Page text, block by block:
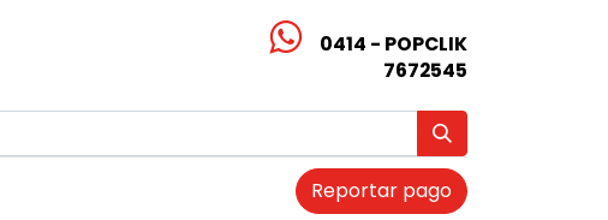
0414 - POPCLIK
7672545
Reportar pago